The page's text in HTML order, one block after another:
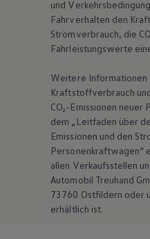
und
Fahrverhalten den
Stromverbrauch, die
Fahrleistungswerte
Weitere Informationen
Kraftstoffverbrauch
CO₂-Emissionen
dem „Leitfaden über
Emissionen und den
Personenkraftwagen“
allen Verkaufsstellen
Automobil Treuhand
73760 Ostfildern oder
erhältlich ist.